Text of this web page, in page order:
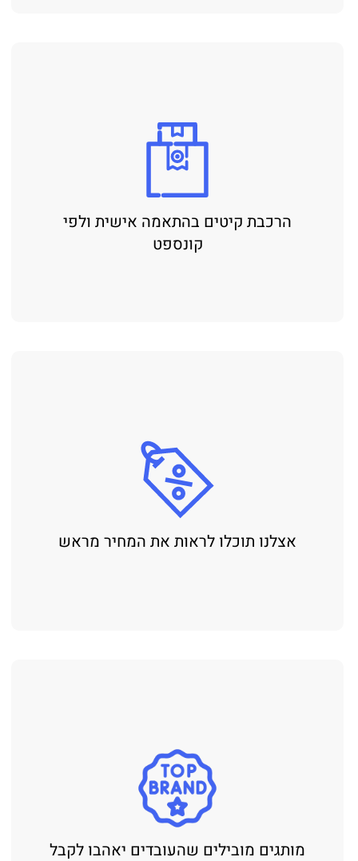
הרכבת קיטים בהתאמה אישית ולפי
קונספט
אצלנו תוכלו לראות את המחיר מראש
מותגים מובילים שהעובדים יאהבו לקבל